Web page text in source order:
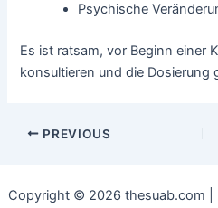
Psychische
Es ist ratsam, vor Beginn einer
konsultieren und die Dosierung
PREVIOUS
Copyright © 2026 thesuab.com |